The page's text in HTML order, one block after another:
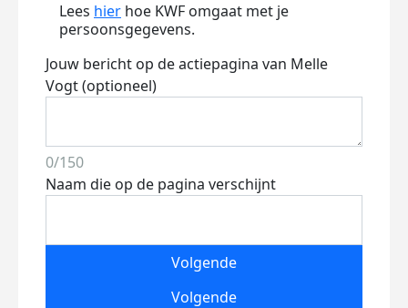
Lees hier hoe KWF omgaat met je
persoonsgegevens.
Jouw bericht op de actiepagina van Melle
Vogt (optioneel)
0/150
Naam die op de pagina verschijnt
Volgende
Volgende